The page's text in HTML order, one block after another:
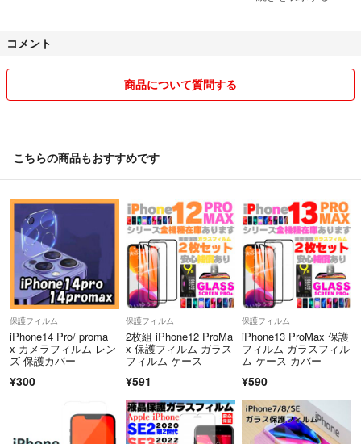
さい。
⑤値下げ交渉に関しては基本的に受け付けておりません。
コメント削除するか、場合によっては無言でブロック致します。
コメント
商品について質問する
こちらの商品もおすすめです
保護フィルム
iPhone14 Pro/ proma
x カメラフィルム レン
ズ 保護カバー
¥300
保護フィルム
2枚組 iPhone12 ProMa
x 保護フィルム ガラス
フィルム ケース
¥591
保護フィルム
iPhone13 ProMax 保護
フィルム ガラスフィル
ム ケース カバー
¥590